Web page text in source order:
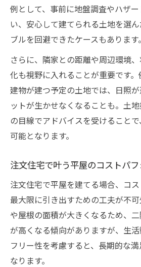
例として、事前に地盤調査やハザ
い、安心して建てられる土地を選
ブルを回避できたケースもあります。
さらに、隣家との距離や周辺環境
化も視野に入れることが重要です
建物が建つ予定の土地では、日照
ットが生かせなくなることも。土
の目線でアドバイスを受けること
可能となります。
注文住宅で叶う平屋のコストパ
注文住宅で平屋を建てる場合、コ
最大限に引き出すための工夫が不
や屋根の面積が大きくなるため、
が高くなる傾向がありますが、生
フリー性を考慮すると、長期的な
なります。